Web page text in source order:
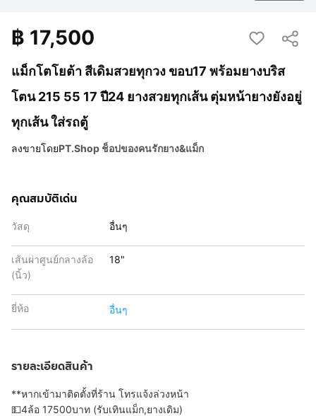
แม็กโตโยต้า สีเดิมสวยทุกวง ขอบ17 พร้อมยางบริส
โตน 215 55 17 ปี24 ยางสวยทุกเส้น ตุ่มหน้ายางยังอยู่
ทุกเส้น ใส่รถตู้
฿ 17,500
ลงขายโดยPT.Shop ช็อปของคนรักยาง&แม็ก
คุณสมบัติเด่น
วัสดุ อื่นๆ
เส้นผ่าศูนย์กลางล้อ
(นิ้ว)
18"
ยี่ห้อ อื่นๆ
รายละเอียดสินค้า
**หากเข้ามาติดตั้งที่ร้าน โทรแจ้งล่วงหน้า
💵4ล้อ 17500บาท (รับเทินแม็ก,ยางเดิม)